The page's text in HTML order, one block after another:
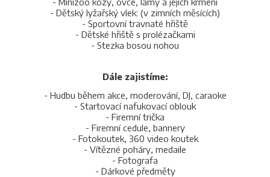
- Dětský lyžařský vlek: (v zimních měsících)
- Sportovní travnaté hřiště
- Dětské hřiště s prolézačkami
- Stezka bosou nohou
Dále zajistíme:
- Hudbu během akce, moderování, DJ, caraoke
- Startovací nafukovací oblouk
- Firemní trička
- Firemní cedule, bannery
- Fotokoutek, 360 video koutek
- Vítězné poháry, medaile
- Fotografa
- Dárkové předměty